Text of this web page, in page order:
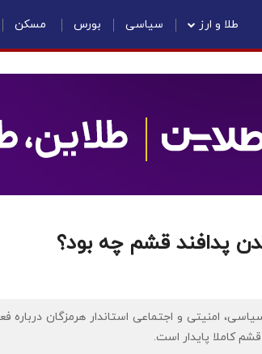
طلا و ارز سیاسی بورس مسکن
پدافند قشم چه بود؟
امنیتی و اجتماعی استاندار هرمزگان
کاملا پایدار است.